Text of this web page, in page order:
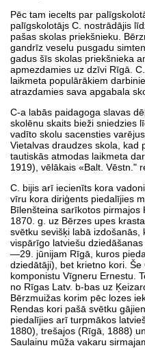
Pēc tam iecelts par
palīgskolotājs C. nostrādājis
pašas skolas priekšnieku.
gandrīz veselu pusgadu
gadus šīs skolas priekšnieka
apmezdamies uz dzīvi Rīgā.
laikmeta populārākiem
atrazdamies sava apgabala
C-a labās paidagoga slavas
skolēnu skaits bieži sniedzies
vadīto skolu sacensties
Vietalvas draudzes skola, kad
tautiskās atmodas laikmeta
1919), vēlākais «Balt. Vēstn."
C. bijis arī iecienīts kora
vīru kora diriģents piedalījies
Bīlenšteina sarīkotos pirmajos
1870. g. uz Bērzes upes
svētku sevišķi labā
vispārīgo latviešu
—29. jūnijam Rīgā, kuros
dziedātāji), bet krietno kori.
komponistu Vīgneru Ernestu.
no Rīgas Latv. b-bas uz
Bērzmuižas korim pēc lozes
Rendas kori pašā svētku
piedalījies arī turpmākos
1880), trešajos (Rīgā, 1888)
Saulainu mūža vakaru